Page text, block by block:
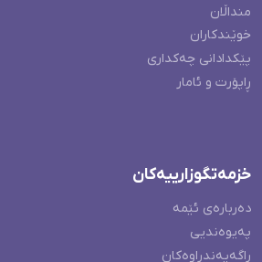
منداڵان
خوێندکاران
پێکدادانی چەکداری
ڕاپۆرت و ئامار
خزمەتگوزارییەکان
دەربارەی ئێمە
پەیوەندیی
ڕاگەیەندراوەکان